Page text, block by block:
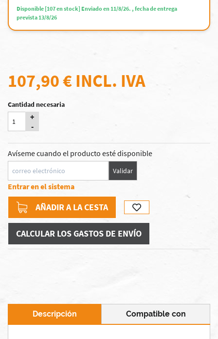
Disponible [107 en stock] Enviado en 11/8/26. , fecha de entrega
prevista 13/8/26
107,90 € INCL. IVA
Cantidad necesaria
+
-
Avíseme cuando el producto esté disponible
Validar
Entrar en el sistema
AÑADIR A LA CESTA
CALCULAR LOS GASTOS DE ENVÍO
Descripción Compatible con